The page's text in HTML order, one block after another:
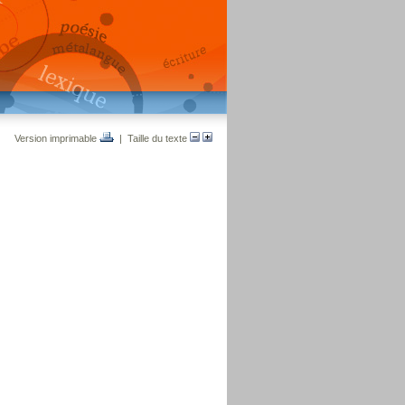
Version imprimable | Taille du texte